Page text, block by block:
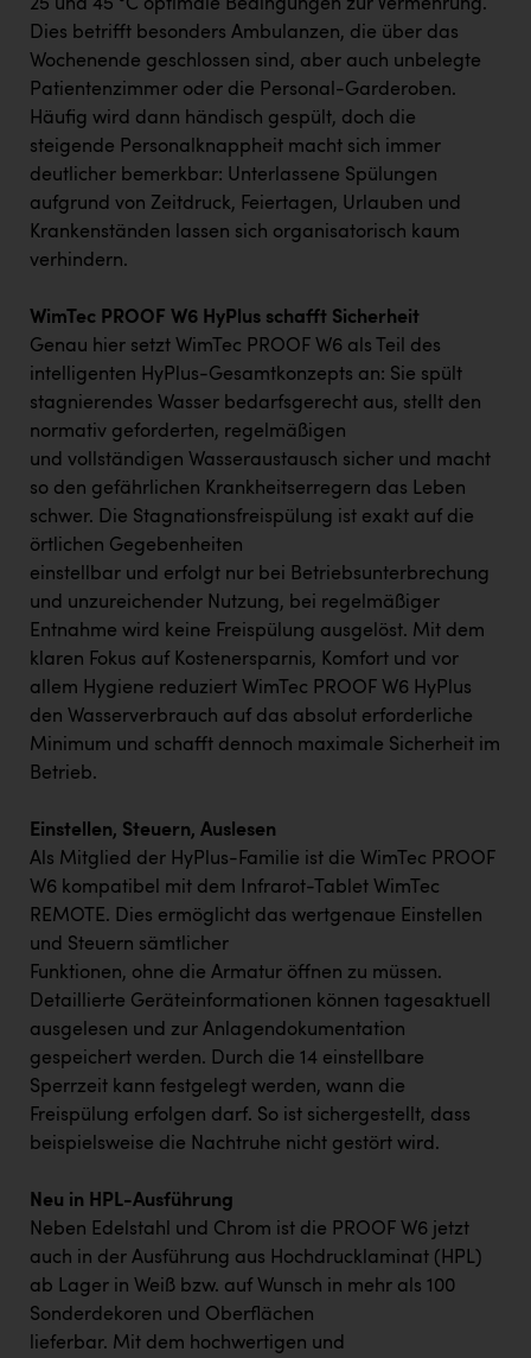
25 und 45 °C optimale Bedingungen zur Vermehrung.
Dies betrifft besonders Ambulanzen, die über das
Wochenende geschlossen sind, aber auch unbelegte
Patientenzimmer oder die Personal-Garderoben.
Häufig wird dann händisch gespült, doch die
steigende Personalknappheit macht sich immer
deutlicher bemerkbar: Unterlassene Spülungen
aufgrund von Zeitdruck, Feiertagen, Urlauben und
Krankenständen lassen sich organisatorisch kaum
verhindern.
WimTec PROOF W6 HyPlus schafft Sicherheit
Genau hier setzt WimTec PROOF W6 als Teil des
intelligenten HyPlus-Gesamtkonzepts an: Sie spült
stagnierendes Wasser bedarfsgerecht aus, stellt den
normativ geforderten, regelmäßigen
und vollständigen Wasseraustausch sicher und macht
so den gefährlichen Krankheitserregern das Leben
schwer. Die Stagnationsfreispülung ist exakt auf die
örtlichen Gegebenheiten
einstellbar und erfolgt nur bei Betriebsunterbrechung
und unzureichender Nutzung, bei regelmäßiger
Entnahme wird keine Freispülung ausgelöst. Mit dem
klaren Fokus auf Kostenersparnis, Komfort und vor
allem Hygiene reduziert WimTec PROOF W6 HyPlus
den Wasserverbrauch auf das absolut erforderliche
Minimum und schafft dennoch maximale Sicherheit im
Betrieb.
Einstellen, Steuern, Auslesen
Als Mitglied der HyPlus-Familie ist die WimTec PROOF
W6 kompatibel mit dem Infrarot-Tablet WimTec
REMOTE. Dies ermöglicht das wertgenaue Einstellen
und Steuern sämtlicher
Funktionen, ohne die Armatur öffnen zu müssen.
Detaillierte Geräteinformationen können tagesaktuell
ausgelesen und zur Anlagendokumentation
gespeichert werden. Durch die 14 einstellbare
Sperrzeit kann festgelegt werden, wann die
Freispülung erfolgen darf. So ist sichergestellt, dass
beispielsweise die Nachtruhe nicht gestört wird.
Neu in HPL-Ausführung
Neben Edelstahl und Chrom ist die PROOF W6 jetzt
auch in der Ausführung aus Hochdrucklaminat (HPL)
ab Lager in Weiß bzw. auf Wunsch in mehr als 100
Sonderdekoren und Oberflächen
lieferbar. Mit dem hochwertigen und